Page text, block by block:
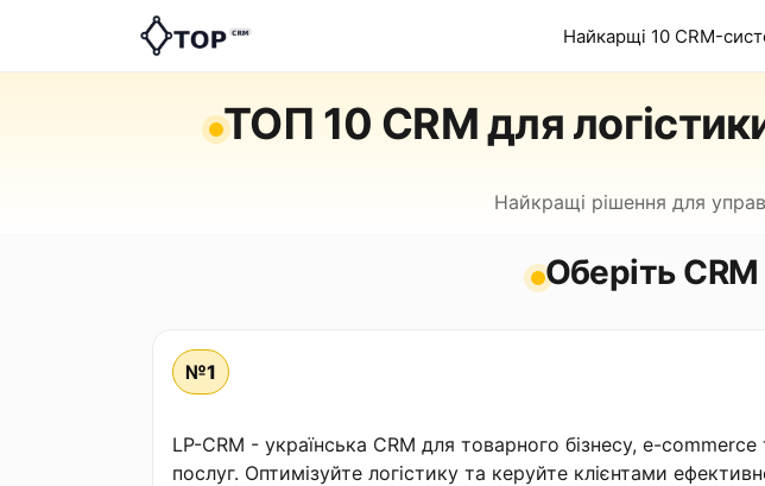
Найкарщі 10 CRM-
ТОП 10 CRM для
Найкращі рішення для
Оберіть
№1
LP-CRM - українська CRM для товарного бізнесу, e-
послуг. Оптимізуйте логістику та керуйте клієнтами